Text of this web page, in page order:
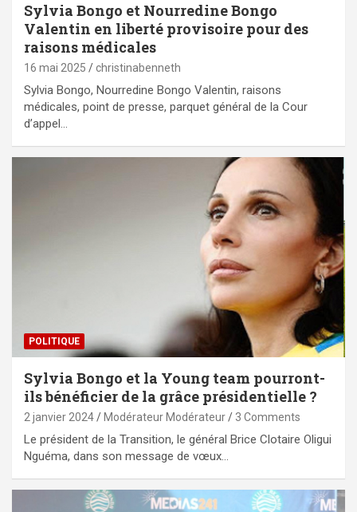
Sylvia Bongo et Nourredine Bongo
Valentin en liberté provisoire pour des
raisons médicales
16 mai 2025 christinabenneth
Sylvia Bongo, Nourredine Bongo Valentin, raisons
médicales, point de presse, parquet général de la Cour
d’appel…
POLITIQUE
Sylvia Bongo et la Young team pourront-
ils bénéficier de la grâce présidentielle ?
2 janvier 2024 Modérateur Modérateur 3 Comments
Le président de la Transition, le général Brice Clotaire Oligui
Nguéma, dans son message de vœux…